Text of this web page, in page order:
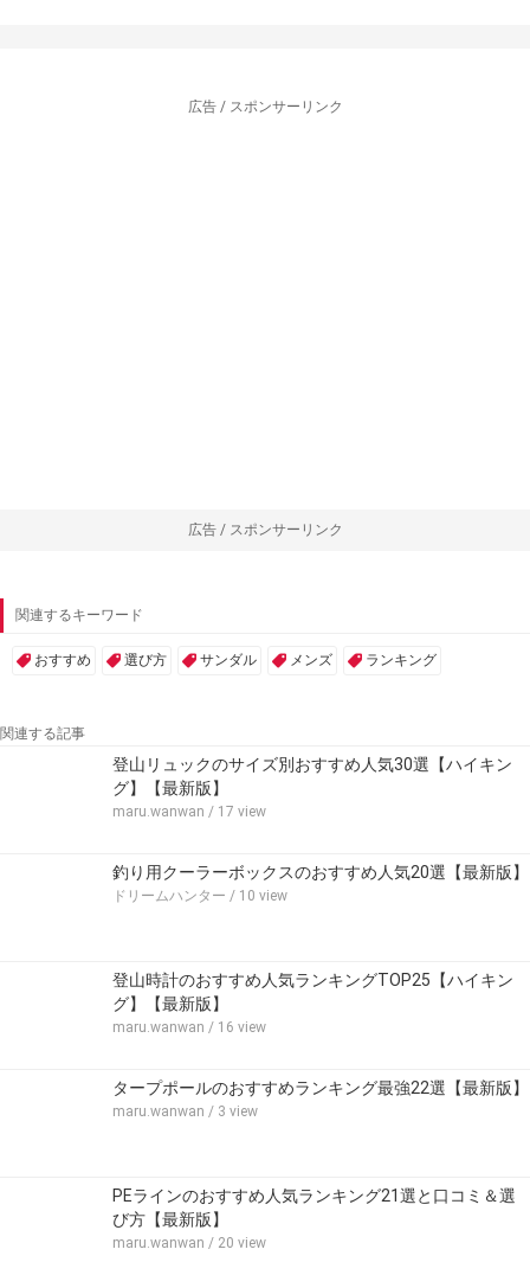
広告 / スポンサーリンク
広告 / スポンサーリンク
関連するキーワード
おすすめ 選び方 サンダル メンズ ランキング
関連する記事
登山リュックのサイズ別おすすめ人気30選【ハイキン
グ】【最新版】
maru.wanwan / 17 view
釣り用クーラーボックスのおすすめ人気20選【最新版】
ドリームハンター / 10 view
登山時計のおすすめ人気ランキングTOP25【ハイキン
グ】【最新版】
maru.wanwan / 16 view
タープポールのおすすめランキング最強22選【最新版】
maru.wanwan / 3 view
PEラインのおすすめ人気ランキング21選と口コミ＆選
び方【最新版】
maru.wanwan / 20 view